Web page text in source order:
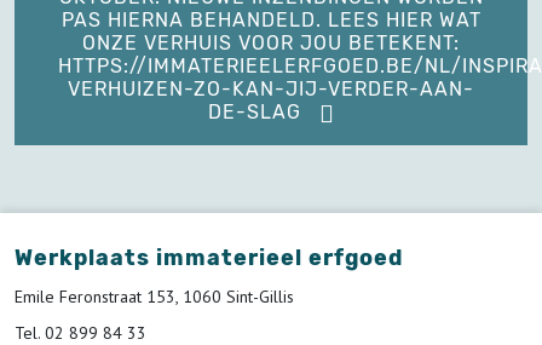
PAS HIERNA BEHANDELD. LEES HIER WAT
ONZE VERHUIS VOOR JOU BETEKENT:
HTTPS://IMMATERIEELERFGOED.BE/NL/
VERHUIZEN-ZO-KAN-JIJ-VERDER-AAN-
DE-SLAG
Werkplaats immaterieel erfgoed
Emile Feronstraat 153, 1060 Sint-Gillis
Tel. 02 899 84 33